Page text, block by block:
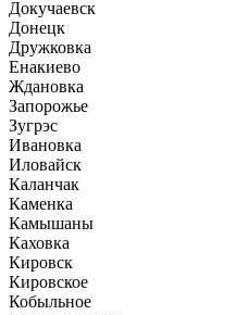
Докучаевск
Донецк
Дружковка
Енакиево
Ждановка
Запорожье
Зугрэс
Ивановка
Иловайск
Каланчак
Каменка
Камышаны
Каховка
Кировск
Кировское
Кобыльное